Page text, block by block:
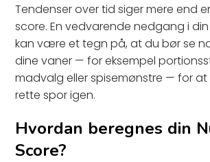
Tendenser over tid siger mere end
score. En vedvarende nedgang i
kan være et tegn på, at du bør se
dine vaner — for eksempel
madvalg eller spisemønstre — for
rette spor igen.
Hvordan beregnes din
Score?